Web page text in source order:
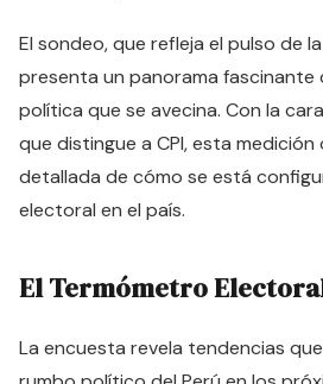
El sondeo, que refleja el pulso de
presenta un panorama fascinante
política que se avecina. Con la
que distingue a CPI, esta
detallada de cómo se está
electoral en el país.
El Termómetro
La encuesta revela tendencias